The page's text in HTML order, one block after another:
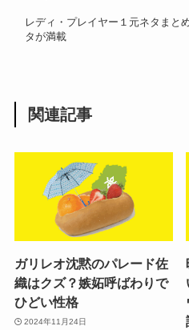
レディ・プレイヤー１元ネタまと
タが満載
関連記事
ガリレオ沈黙のパレード佐
織はクズ？嫉妬呼ばわりで
ひどい性格
2024年11月24日